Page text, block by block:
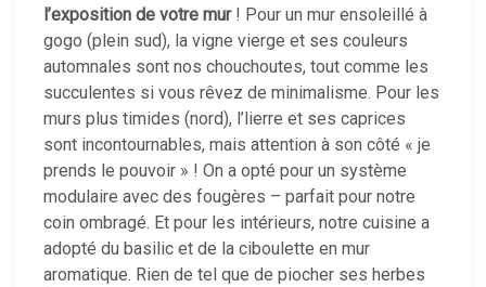
l’exposition de votre mur! Pour un mur ensoleillé à
gogo (plein sud), la vigne vierge et ses couleurs
automnales sont nos chouchoutes, tout comme les
succulentes si vous rêvez de minimalisme. Pour les
murs plus timides (nord), l’lierre et ses caprices
sont incontournables, mais attention à son côté « je
prends le pouvoir » ! On a opté pour un système
modulaire avec des fougères – parfait pour notre
coin ombragé. Et pour les intérieurs, notre cuisine a
adopté du basilic et de la ciboulette en mur
aromatique. Rien de tel que de piocher ses herbes